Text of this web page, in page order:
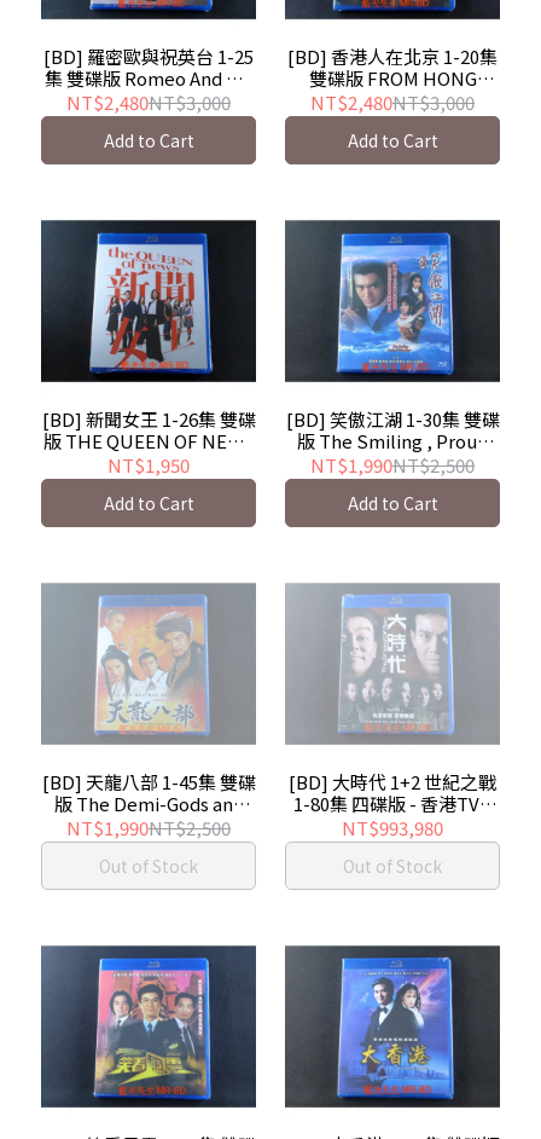
[BD] 羅密歐與祝英台 1-25
集 雙碟版 Romeo And His
Butterfly Lover - 香港
TVB影集
NT$2,480NT$3,000
Add to Cart
[BD] 香港人在北京 1-20集
雙碟版 FROM HONG
KONG TO BEIJING - 香港
TVB影集
NT$2,480NT$3,000
Add to Cart
[BD] 新聞女王 1-26集 雙碟
版 THE QUEEN OF NEWS
- 香港TVB影集
NT$1,950
Add to Cart
[BD] 笑傲江湖 1-30集 雙碟
版 The Smiling , Proud
Wanderer - 香港TVB影集
NT$1,990NT$2,500
Add to Cart
[BD] 天龍八部 1-45集 雙碟
版 The Demi-Gods and
Semi-Devils - 香港TVB影
集
NT$1,990NT$2,500
Out of Stock
[BD] 大時代 1+2 世紀之戰
1-80集 四碟版 - 香港TVB
影集
NT$993,980
Out of Stock